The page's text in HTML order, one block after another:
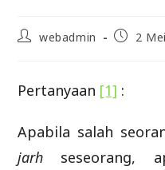
Postwebadmin
Post2
Pertanyaan [1] :
Apabila salah
jarh seseorang,